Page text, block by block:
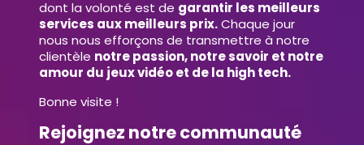
dont la volonté est de garantir les meilleurs
services aux meilleurs prix.Chaque jour
nous nous efforçons de transmettre à notre
clientèle notre passion, notre savoir et notre
amour du jeux vidéo et de la high tech.
Bonne visite !
Rejoignez notre communauté